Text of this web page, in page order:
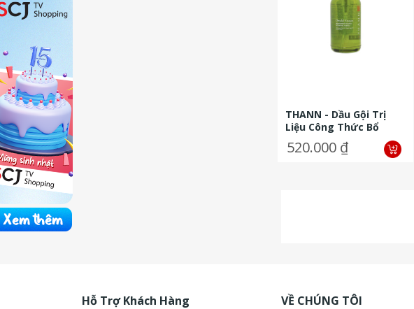
THANN - Dầu Gội Trị
Liệu Công Thức Bổ
Sung Nuôi Dưỡng Tóc
Sả Chanh 250g
520.000 ₫
Hỗ Trợ Khách Hàng VỀ CHÚNG TÔI